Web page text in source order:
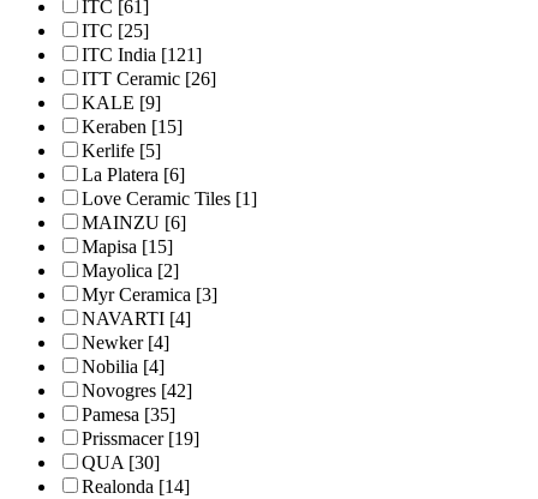
ITC [61]
ITC [25]
ITC India [121]
ITT Ceramic [26]
KALE [9]
Keraben [15]
Kerlife [5]
La Platera [6]
Love Ceramic Tiles [1]
MAINZU [6]
Mapisa [15]
Mayolica [2]
Myr Ceramica [3]
NAVARTI [4]
Newker[4]
Nobilia [4]
Novogres [42]
Pamesa [35]
Prissmacer[19]
QUA[30]
Realonda [14]